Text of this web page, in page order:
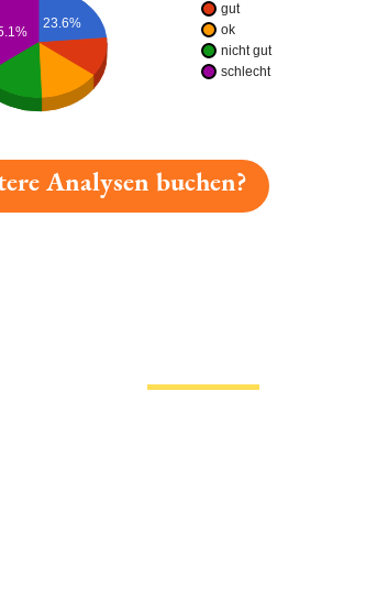
gut
ok
nicht gut
schlecht
23.6%
Analysen buchen?